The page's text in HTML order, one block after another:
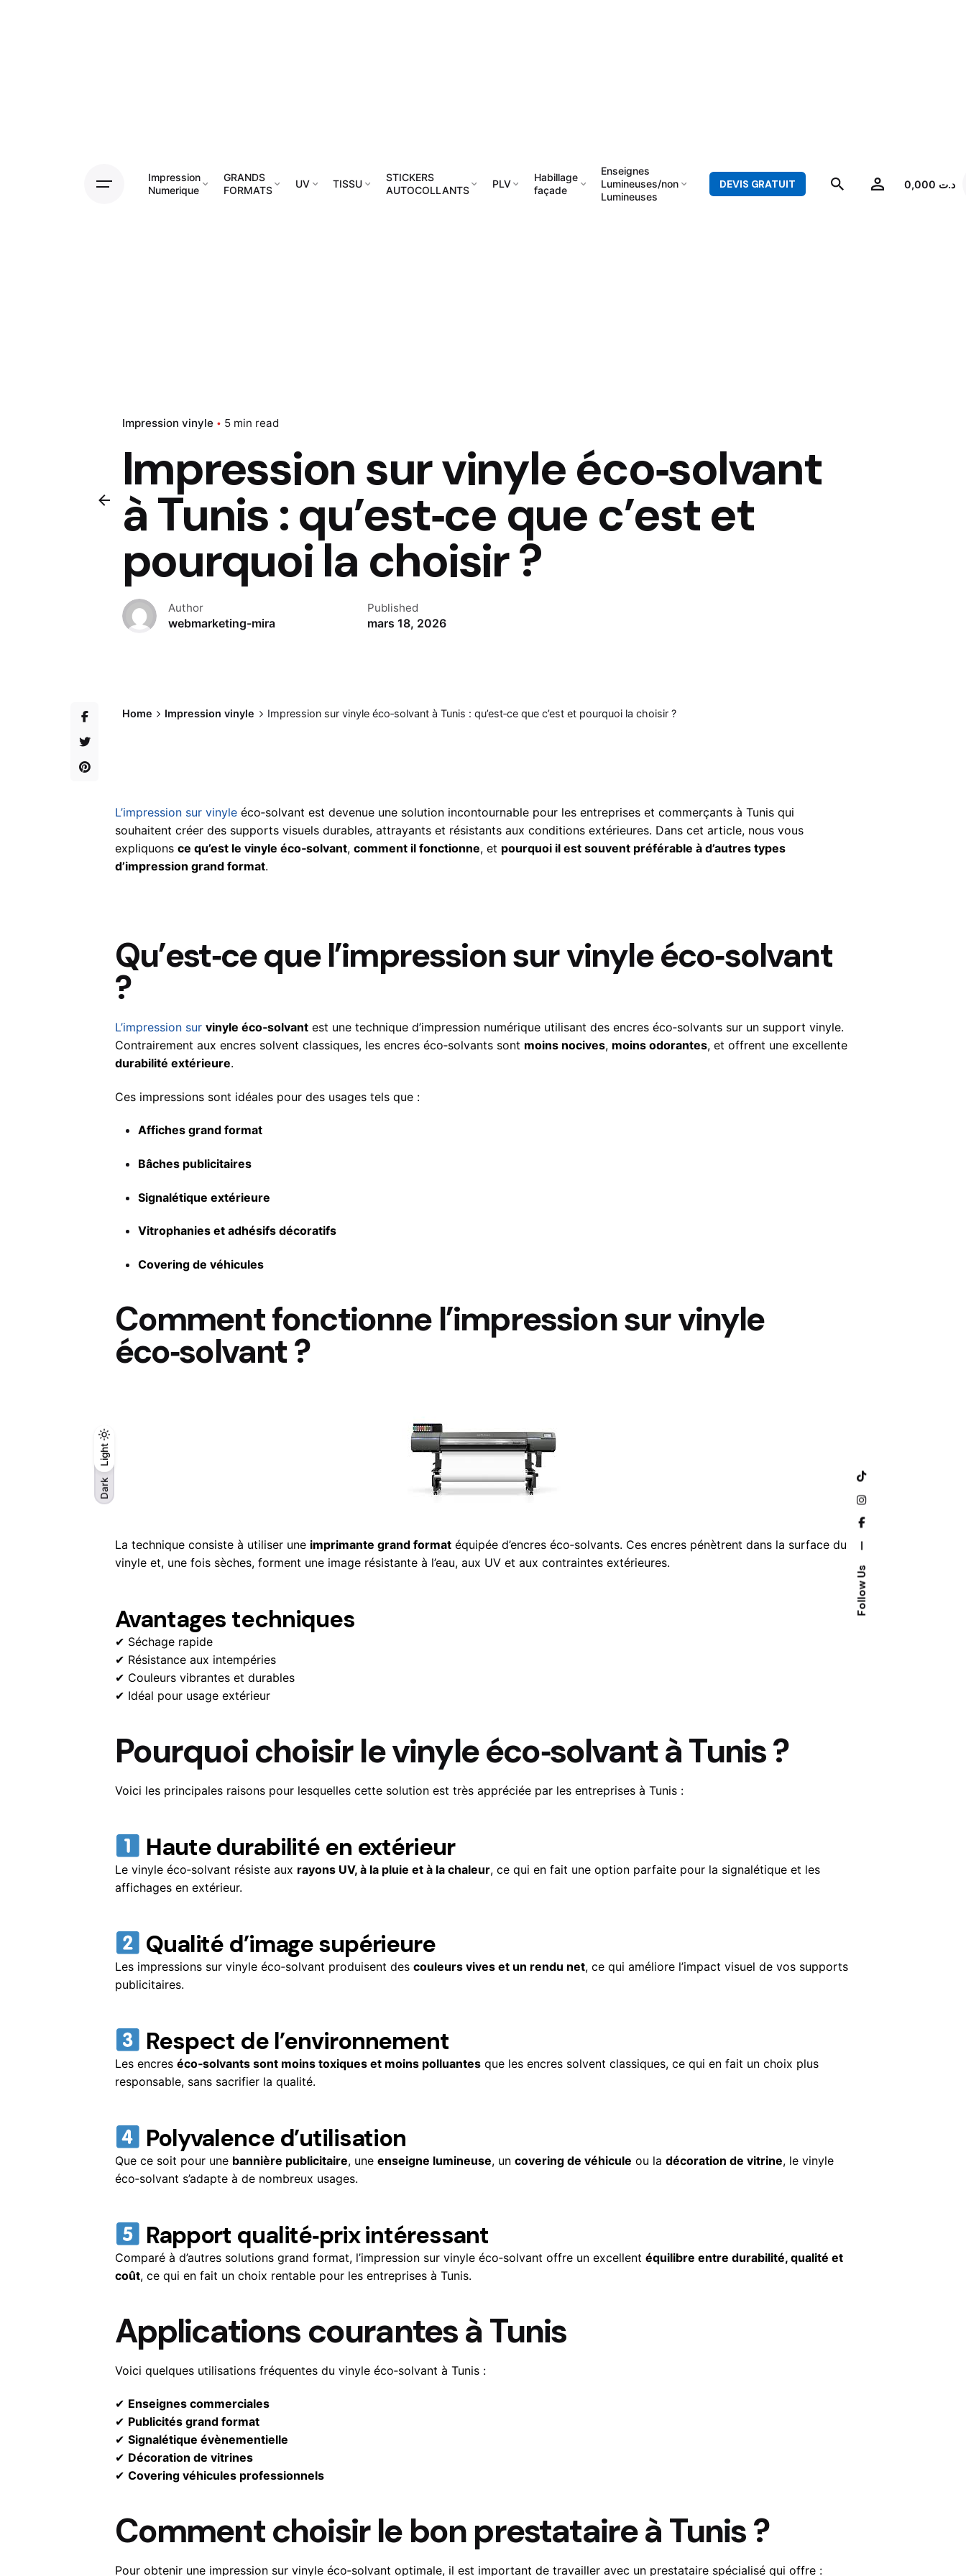
Dark
Light
Dark
Light
Follow Us
Impression
Numerique
GRANDS
FORMATS
UV TISSU
STICKERS
AUTOCOLLANTS
PLV
Habillage
façade
Enseignes
Lumineuses/non
Lumineuses
DEVIS GRATUIT د.ت
Impression vinyle 5 min read
Impression sur vinyle éco‑solvant
à Tunis : qu’est‑ce que c’est et
pourquoi la choisir ?
Author
webmarketing-mira
Published
mars 18, 2026
Home Impression vinyle Impression sur vinyle éco‑solvant à Tunis : qu’est‑ce que c’est et pourquoi la choisir ?
L’impression sur vinyleéco‑solvant est devenue une solution incontournable pour les entreprises et commerçants à Tunis qui
souhaitent créer des supports visuels durables, attrayants et résistants aux conditions extérieures. Dans cet article, nous vous
expliquons ce qu’est le vinyle éco‑solvant, comment il fonctionne, et pourquoi il est souvent préférable à d’autres types
d’impression grand format.
Qu’est‑ce que l’impression sur vinyle éco‑solvant
?
L’impression sur vinyle éco‑solvantest une technique d’impression numérique utilisant des encres éco‑solvants sur un support vinyle.
Contrairement aux encres solvent classiques, les encres éco‑solvants sont moins nocives, moins odorantes, et offrent une excellente
durabilité extérieure.
Ces impressions sont idéales pour des usages tels que :
Affiches grand format
Bâches publicitaires
Signalétique extérieure
Vitrophanies et adhésifs décoratifs
Covering de véhicules
Comment fonctionne l’impression sur vinyle
éco‑solvant ?
La technique consiste à utiliser une imprimante grand formatéquipée d’encres éco‑solvants. Ces encres pénètrent dans la surface du
vinyle et, une fois sèches, forment une image résistante à l’eau, aux UV et aux contraintes extérieures.
Avantages techniques
✔ Séchage rapide
✔ Résistance aux intempéries
✔ Couleurs vibrantes et durables
✔ Idéal pour usage extérieur
Pourquoi choisir le vinyle éco‑solvant à Tunis ?
Voici les principales raisons pour lesquelles cette solution est très appréciée par les entreprises à Tunis :
Haute durabilité en extérieur
Le vinyle éco‑solvant résiste aux rayons UV, à la pluie et à la chaleur, ce qui en fait une option parfaite pour la signalétique et les
affichages en extérieur.
Qualité d’image supérieure
Les impressions sur vinyle éco‑solvant produisent des couleurs vives et un rendu net, ce qui améliore l’impact visuel de vos supports
publicitaires.
Respect de l’environnement
Les encres éco‑solvants sont moins toxiques et moins polluantesque les encres solvent classiques, ce qui en fait un choix plus
responsable, sans sacrifier la qualité.
Polyvalence d’utilisation
Que ce soit pour une bannière publicitaire, une enseigne lumineuse, un covering de véhicule ou la décoration de vitrine, le vinyle
éco‑solvant s’adapte à de nombreux usages.
Rapport qualité‑prix intéressant
Comparé à d’autres solutions grand format, l’impression sur vinyle éco‑solvant offre un excellent équilibre entre durabilité, qualité et
coût, ce qui en fait un choix rentable pour les entreprises à Tunis.
Applications courantes à Tunis
Voici quelques utilisations fréquentes du vinyle éco‑solvant à Tunis :
✔ Enseignes commerciales
✔ Publicités grand format
✔ Signalétique évènementielle
✔ Décoration de vitrines
✔ Covering véhicules professionnels
Comment choisir le bon prestataire à Tunis ?
Pour obtenir une impression sur vinyle éco‑solvant optimale, il est important de travailler avec un prestataire spécialisé qui offre :